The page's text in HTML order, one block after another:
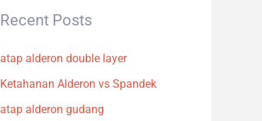
c
f
o
r
Recent Posts
atap alderon double layer
Ketahanan Alderon vs Spandek
atap alderon gudang